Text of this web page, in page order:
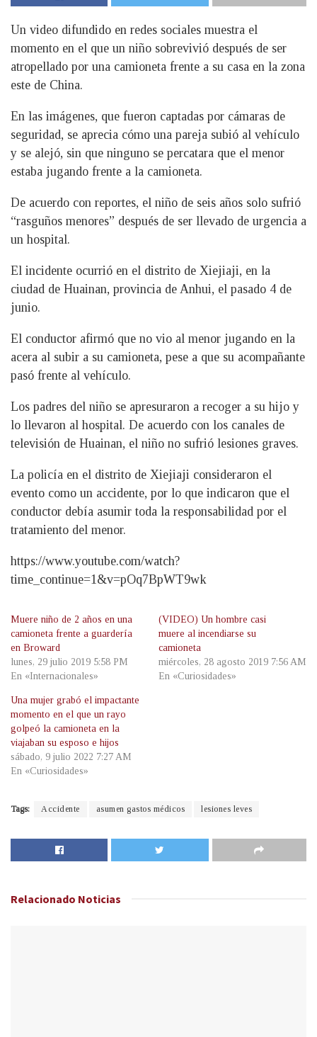
Un video difundido en redes sociales muestra el
momento en el que un niño sobrevivió después de ser
atropellado por una camioneta frente a su casa en la zona
este de China.
En las imágenes, que fueron captadas por cámaras de
seguridad, se aprecia cómo una pareja subió al vehículo
y se alejó, sin que ninguno se percatara que el menor
estaba jugando frente a la camioneta.
De acuerdo con reportes, el niño de seis años solo sufrió
“rasguños menores” después de ser llevado de urgencia a
un hospital.
El incidente ocurrió en el distrito de Xiejiaji, en la
ciudad de Huainan, provincia de Anhui, el pasado 4 de
junio.
El conductor afirmó que no vio al menor jugando en la
acera al subir a su camioneta, pese a que su acompañante
pasó frente al vehículo.
Los padres del niño se apresuraron a recoger a su hijo y
lo llevaron al hospital. De acuerdo con los canales de
televisión de Huainan, el niño no sufrió lesiones graves.
La policía en el distrito de Xiejiaji consideraron el
evento como un accidente, por lo que indicaron que el
conductor debía asumir toda la responsabilidad por el
tratamiento del menor.
https://www.youtube.com/watch?
time_continue=1&v=pOq7BpWT9wk
Muere niño de 2 años en una
camioneta frente a guardería
en Broward
lunes, 29 julio 2019 5:58 PM
En «Internacionales»
(VIDEO) Un hombre casi
muere al incendiarse su
camioneta
miércoles, 28 agosto 2019 7:56 AM
En «Curiosidades»
Una mujer grabó el impactante
momento en el que un rayo
golpeó la camioneta en la
viajaban su esposo e hijos
sábado, 9 julio 2022 7:27 AM
En «Curiosidades»
Tags: Accidente asumen gastos médicos lesiones leves
Relacionado Noticias